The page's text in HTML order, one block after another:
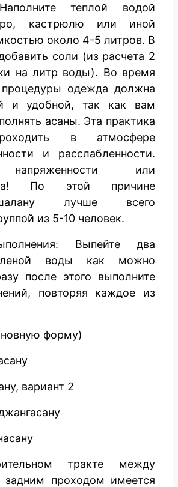
теплой водой
кастрюлю или иной
около 4-5 литров. В
соли (из расчета 2
на литр воды). Во время
процедуры одежда должна
и удобной, так как вам
асаны. Эта практика
в атмосфере
и расслабленности.
или
По этой причине
лучше всего
из 5-10 человек.
Выпейте два
воды как можно
после этого выполните
повторяя каждое из
форму)
вариант 2
тракте между
проходом имеется